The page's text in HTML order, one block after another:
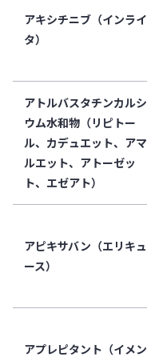
アキシチニブ（インライ
タ）
アトルバスタチンカルシ
ウム水和物（リピトー
ル、カデュエット、アマ
ルエット、アトーゼッ
ト、エゼアト）
アピキサバン（エリキュ
ース）
アプレピタント（イメン